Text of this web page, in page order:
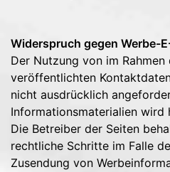
Widerspruch gegen Werbe-
Der Nutzung von im
veröffentlichten
nicht ausdrücklich
Informationsmaterialien wird
Die Betreiber der Seiten
rechtliche Schritte im Falle
Zusendung von